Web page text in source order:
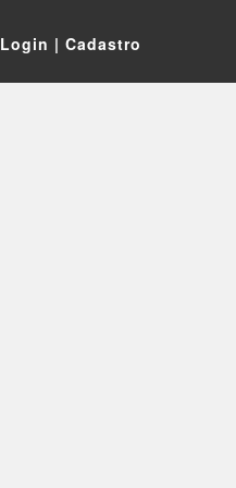
Login | Cadastro